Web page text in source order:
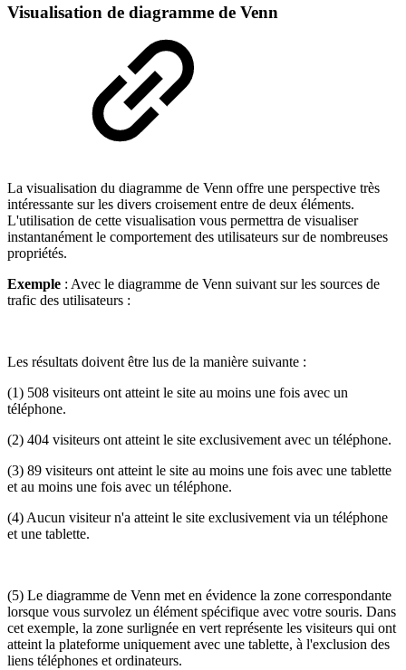
Visualisation de diagramme de Venn
La visualisation du diagramme de Venn offre une perspective très
intéressante sur les divers croisement entre de deux éléments.
L'utilisation de cette visualisation vous permettra de visualiser
instantanément le comportement des utilisateurs sur de nombreuses
propriétés.
Exemple : Avec le diagramme de Venn suivant sur les sources de
trafic des utilisateurs :
Les résultats doivent être lus de la manière suivante :
(1) 508 visiteurs ont atteint le site au moins une fois avec un
téléphone.
(2) 404 visiteurs ont atteint le site exclusivement avec un téléphone.
(3) 89 visiteurs ont atteint le site au moins une fois avec une tablette
et au moins une fois avec un téléphone.
(4) Aucun visiteur n'a atteint le site exclusivement via un téléphone
et une tablette.
(5) Le diagramme de Venn met en évidence la zone correspondante
lorsque vous survolez un élément spécifique avec votre souris. Dans
cet exemple, la zone surlignée en vert représente les visiteurs qui ont
atteint la plateforme uniquement avec une tablette, à l'exclusion des
liens téléphones et ordinateurs.